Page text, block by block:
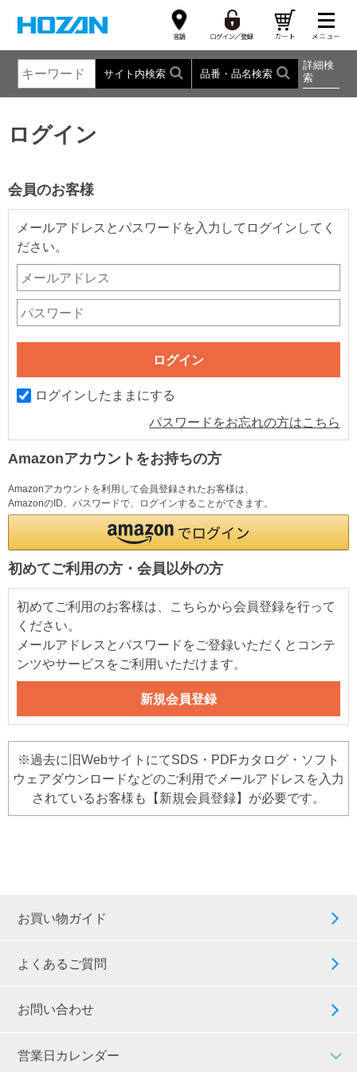
サイト内検索 品番・品名検索
詳細検
索
ログイン
会員のお客様
メールアドレスとパスワードを入力してログインしてく
ださい。
ログインしたままにする
パスワードをお忘れの方はこちら
Amazonアカウントをお持ちの方
Amazonアカウントを利用して会員登録されたお客様は、
AmazonのID、パスワードで、ログインすることができます。
初めてご利用の方・会員以外の方
初めてご利用のお客様は、こちらから会員登録を行って
ください。
メールアドレスとパスワードをご登録いただくとコンテ
ンツやサービスをご利用いただけます。
※過去に旧WebサイトにてSDS・PDFカタログ・ソフト
ウェアダウンロードなどのご利用でメールアドレスを入力
されているお客様も【新規会員登録】が必要です。
お買い物ガイド
よくあるご質問
お問い合わせ
営業日カレンダー